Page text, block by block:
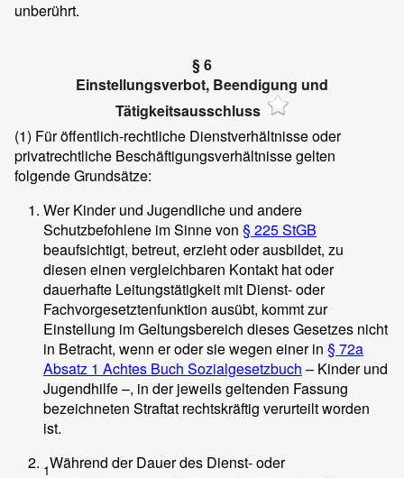
unberührt.
§ 6
Einstellungsverbot, Beendigung und
Tätigkeitsausschluss
(1) Für öffentlich-rechtliche Dienstverhältnisse oder
privatrechtliche Beschäftigungsverhältnisse gelten
folgende Grundsätze:
Wer Kinder und Jugendliche und andere
Schutzbefohlene im Sinne von § 225 StGB
beaufsichtigt, betreut, erzieht oder ausbildet, zu
diesen einen vergleichbaren Kontakt hat oder
dauerhafte Leitungstätigkeit mit Dienst- oder
Fachvorgesetztenfunktion ausübt, kommt zur
Einstellung im Geltungsbereich dieses Gesetzes nicht
in Betracht, wenn er oder sie wegen einer in § 72a
Absatz 1 Achtes Buch Sozialgesetzbuch – Kinder und
Jugendhilfe –, in der jeweils geltenden Fassung
bezeichneten Straftat rechtskräftig verurteilt worden
ist.
1Während der Dauer des Dienst- oder